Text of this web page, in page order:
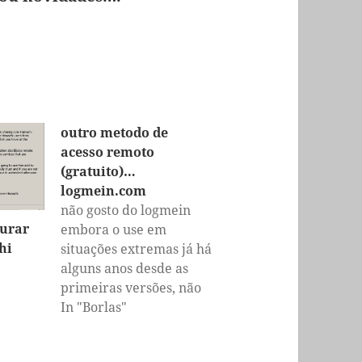
outro metodo de
acesso remoto
(gratuito)…
logmein.com
não gosto do logmein
embora o use em
situações extremas já há
alguns anos desde as
primeiras versões, não
me agrada a ideia da
In "Borlas"